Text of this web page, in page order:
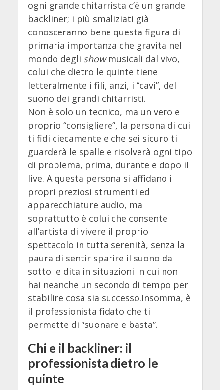
ogni grande chitarrista c’è un grande
backliner; i più smaliziati già
conosceranno bene questa figura di
primaria importanza che gravita nel
mondo degli showmusicali dal vivo,
colui che dietro le quinte tiene
letteralmente i fili, anzi, i “cavi”, del
suono dei grandi chitarristi.
Non è solo un tecnico, ma un vero e
proprio “consigliere”, la persona di cui
ti fidi ciecamente e che sei sicuro ti
guarderà le spalle e risolverà ogni tipo
di problema, prima, durante e dopo il
live. A questa persona si affidano i
propri preziosi strumenti ed
apparecchiature audio, ma
soprattutto è colui che consente
all’artista di vivere il proprio
spettacolo in tutta serenità, senza la
paura di sentir sparire il suono da
sotto le dita in situazioni in cui non
hai neanche un secondo di tempo per
stabilire cosa sia successo.Insomma, è
il professionista fidato che ti
permette di “suonare e basta”.
Chi e il backliner: il
professionista dietro le
quinte